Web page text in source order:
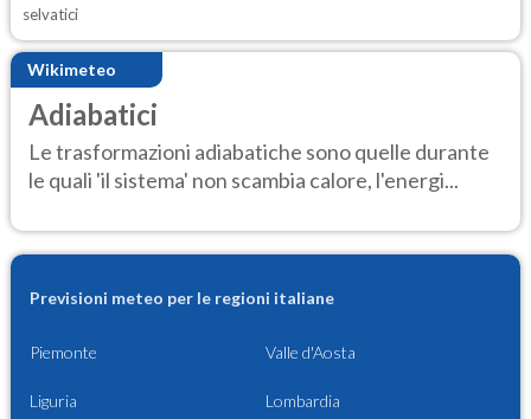
selvatici
Wikimeteo
Adiabatici
Le trasformazioni adiabatiche sono quelle durante
le quali 'il sistema' non scambia calore, l'energi...
Previsioni meteo per le regioni italiane
Piemonte Valle d'Aosta
Liguria Lombardia